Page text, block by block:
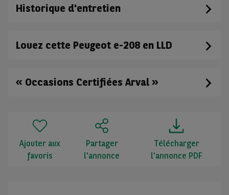
Historique d'entretien
Louez cette Peugeot e-208 en LLD
« Occasions Certifiées Arval »
Ajouter aux
favoris
Partager
l'annonce
Télécharger
l'annonce PDF